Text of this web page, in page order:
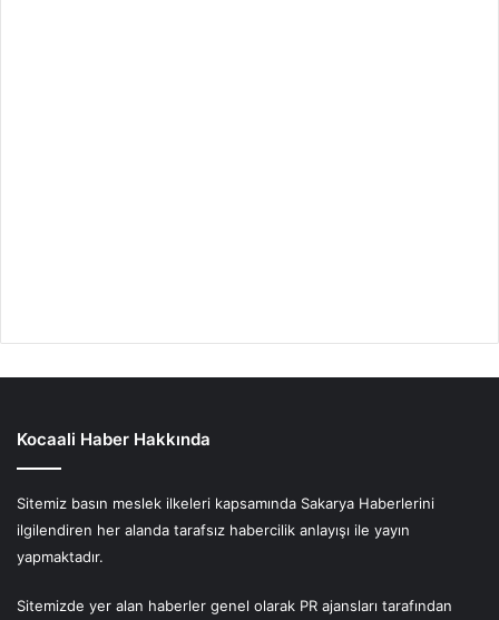
Kocaali Haber Hakkında
Sitemiz basın meslek ilkeleri kapsamında Sakarya Haberlerini
ilgilendiren her alanda tarafsız habercilik anlayışı ile yayın
yapmaktadır.
Sitemizde yer alan haberler genel olarak PR ajansları tarafından